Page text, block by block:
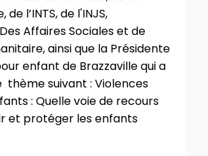
l’INTS, de l'INJS,
Affaires Sociales et de
, ainsi que la Présidente
enfant de Brazzaville qui a
thème suivant : Violences
: Quelle voie de recours
et protéger les enfants